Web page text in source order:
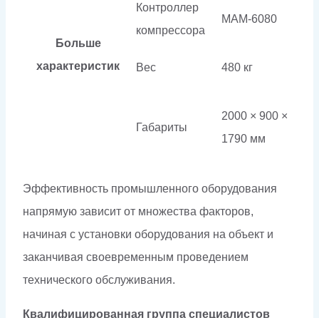
Больше
характеристик
Контроллер
компрессора
МАМ-6080
Вес 480 кг
Габариты
2000 × 900 ×
1790 мм
Эффективность промышленного оборудования
напрямую зависит от множества факторов,
начиная с установки оборудования на объект и
заканчивая своевременным проведением
технического обслуживания.
Квалифицированная группа специалистов